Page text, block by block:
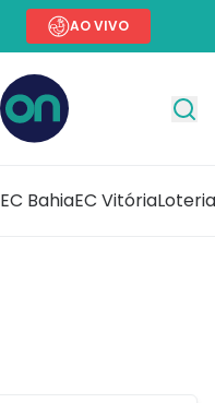
AO VIVO
EC BahiaEC Vitória